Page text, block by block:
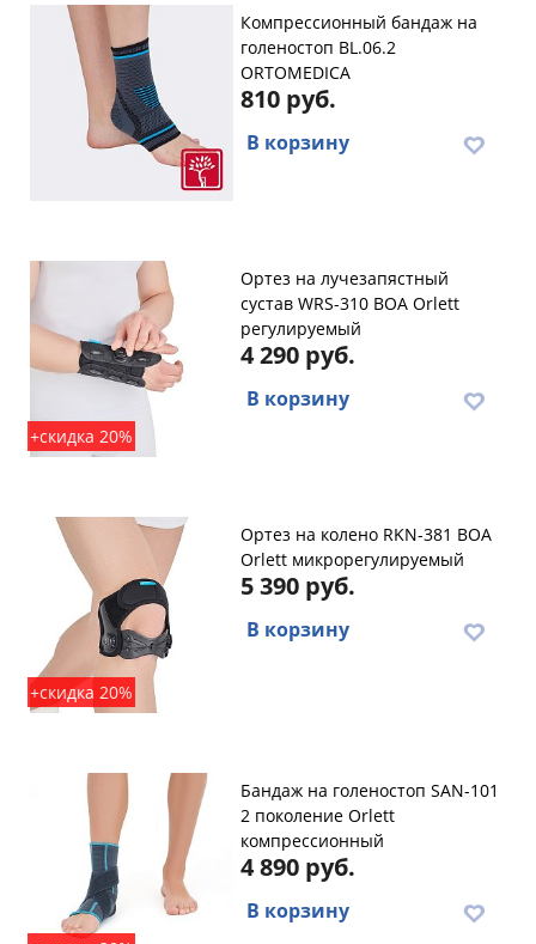
Компрессионный бандаж на
голеностоп BL.06.2
ORTOMEDICA
810 руб.
В корзину
+скидка 20%
Ортез на лучезапястный
сустав WRS-310 BOA Orlett
регулируемый
4 290 руб.
В корзину
+скидка 20%
Ортез на колено RKN-381 BOA
Orlett микрорегулируемый
5 390 руб.
В корзину
Бандаж на голеностоп SAN-101
2 поколение Orlett
компрессионный
4 890 руб.
В корзину